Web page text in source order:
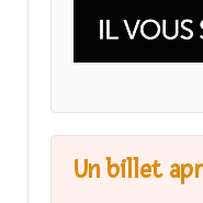
Un billet